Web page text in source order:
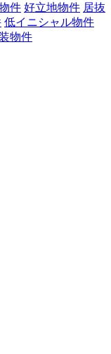
件 好立地物件 居抜
低イニシャル物件
物件